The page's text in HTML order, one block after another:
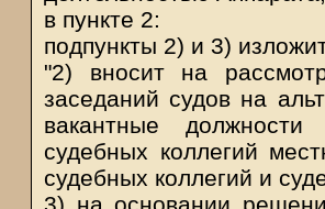
в пункте 2:
подпункты 2) и 3)
"2) вносит на
заседаний судов на
вакантные должности
судебных коллегий
судебных коллегий и